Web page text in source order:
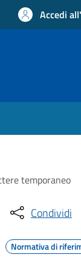
Accedi
temporaneo
Condividi
Normativa di